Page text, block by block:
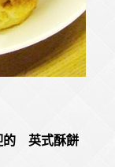
的 英式酥餅